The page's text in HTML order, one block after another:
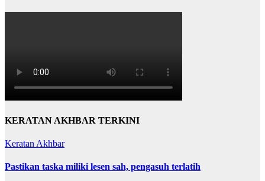
KERATAN AKHBAR TERKINI
Keratan Akhbar
Pastikan taska miliki lesen sah, pengasuh terlatih